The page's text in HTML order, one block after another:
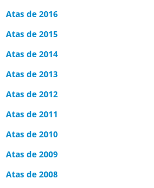
Atas de 2016
Atas de 2015
Atas de 2014
Atas de 2013
Atas de 2012
Atas de 2011
Atas de 2010
Atas de 2009
Atas de 2008